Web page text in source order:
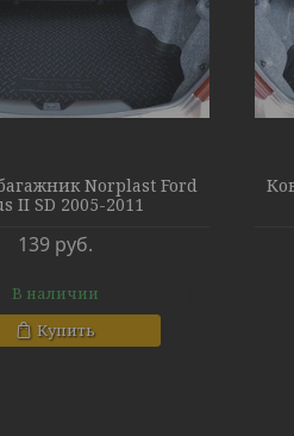
Norplast Ford
II SD 2005-2011
139 руб.
В наличии
Купить